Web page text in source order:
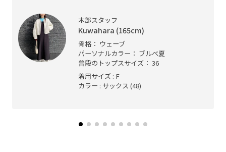
本部スタッフ
Kuwahara (165cm)
骨格： ウェーブ
パーソナルカラー： ブルべ夏
普段のトップスサイズ： 36
着用サイズ : F
カラー : サックス (48)